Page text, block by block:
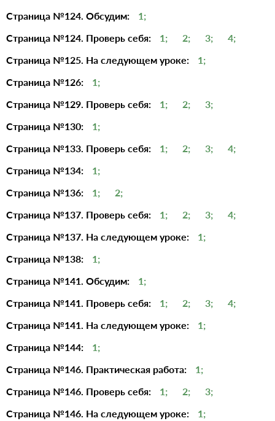
Страница №124. Обсудим:
1;
Страница №124. Проверь себя:
1; 2; 3;
4;
Страница №125. На следующем уроке:
1;
Страница №126:
1;
Страница №129. Проверь себя:
1; 2;
3;
Страница №130:
1;
Страница №133. Проверь себя:
1; 2; 3;
4;
Страница №134:
1;
Страница №136:
1;
2;
Страница №137. Проверь себя:
1; 2; 3;
4;
Страница №137. На следующем уроке:
1;
Страница №138:
1;
Страница №141. Обсудим:
1;
Страница №141. Проверь себя:
1; 2; 3;
4;
Страница №141. На следующем уроке:
1;
Страница №144:
1;
Страница №146. Практическая работа:
1;
Страница №146. Проверь себя:
1; 2;
3;
Страница №146. На следующем уроке:
1;